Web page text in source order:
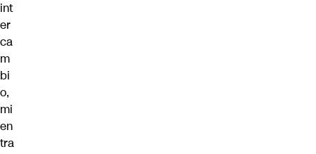
int
er
ca
m
bi
o,
mi
en
tra